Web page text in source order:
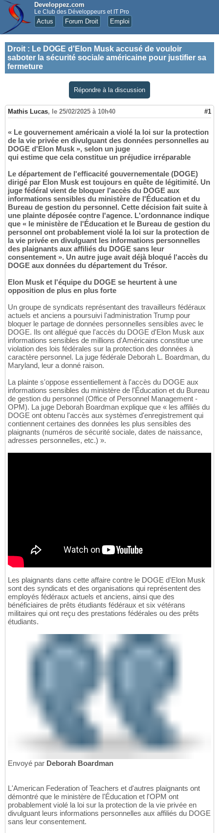
Developpez.com
Le Club des Développeurs et IT Pro
Actus Forum Droit Emploi
Droit : Le DOGE d'Elon Musk accusé de vouloir
saboter la sécurité sociale américaine pour justifier sa
fermeture
Répondre à la discussion
Mathis Lucas, le 25/02/2025 à 10h40 #1
« Le gouvernement américain a violé la loi sur la protection
de la vie privée en divulguant des données personnelles au
DOGE d'Elon Musk », selon un juge
qui estime que cela constitue un préjudice irréparable
Le département de l'efficacité gouvernementale (DOGE)
dirigé par Elon Musk est toujours en quête de légitimité. Un
juge fédéral vient de bloquer l'accès du DOGE aux
informations sensibles du ministère de l'Éducation et du
Bureau de gestion du personnel. Cette décision fait suite à
une plainte déposée contre l'agence. L'ordonnance indique
que « le ministère de l'Éducation et le Bureau de gestion du
personnel ont probablement violé la loi sur la protection de
la vie privée en divulguant les informations personnelles
des plaignants aux affiliés du DOGE sans leur
consentement ». Un autre juge avait déjà bloqué l'accès du
DOGE aux données du département du Trésor.
Elon Musk et l'équipe du DOGE se heurtent à une
opposition de plus en plus forte
Un groupe de syndicats représentant des travailleurs fédéraux
actuels et anciens a poursuivi l'administration Trump pour
bloquer le partage de données personnelles sensibles avec le
DOGE. Ils ont allégué que l'accès du DOGE d'Elon Musk aux
informations sensibles de millions d'Américains constitue une
violation des lois fédérales sur la protection des données à
caractère personnel. La juge fédérale Deborah L. Boardman, du
Maryland, leur a donné raison.
La plainte s'oppose essentiellement à l'accès du DOGE aux
informations sensibles du ministère de l'Éducation et du Bureau
de gestion du personnel (Office of Personnel Management -
OPM). La juge Deborah Boardman explique que « les affiliés du
DOGE ont obtenu l'accès aux systèmes d'enregistrement qui
contiennent certaines des données les plus sensibles des
plaignants (numéros de sécurité sociale, dates de naissance,
adresses personnelles, etc.) ».
Les plaignants dans cette affaire contre le DOGE d'Elon Musk
sont des syndicats et des organisations qui représentent des
employés fédéraux actuels et anciens, ainsi que des
bénéficiaires de prêts étudiants fédéraux et six vétérans
militaires qui ont reçu des prestations fédérales ou des prêts
étudiants.
Envoyé par Deborah Boardman
L'American Federation of Teachers et d'autres plaignants ont
démontré que le ministère de l'Éducation et l'OPM ont
probablement violé la loi sur la protection de la vie privée en
divulguant leurs informations personnelles aux affiliés du DOGE
sans leur consentement.